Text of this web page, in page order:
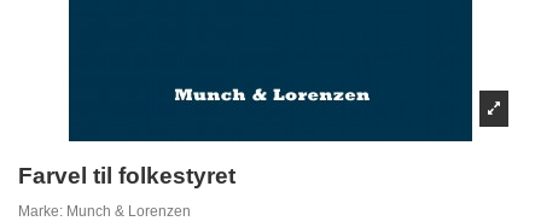
Farvel til folkestyret
Marke: Munch & Lorenzen